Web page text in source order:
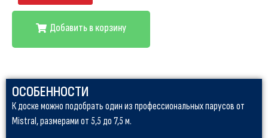
Добавить в корзину
ОСОБЕННОСТИ
К доске можно подобрать один из профессиональных парусов от
Mistral, размерами от 5,5 до 7,5 м.